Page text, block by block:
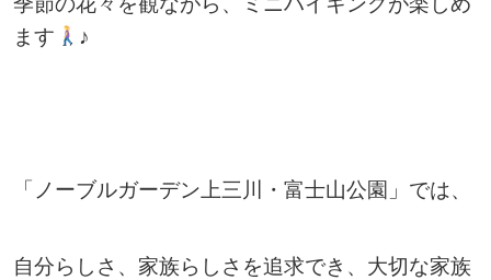
ます
♪
「ノーブルガーデン上三川・富士山公園」では、
自分らしさ、家族らしさを追求でき、大切な家族